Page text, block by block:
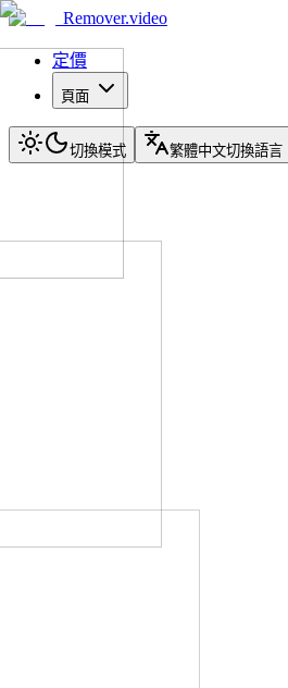
Remover.video
定價
頁面
切換模式 繁體中文切換語言